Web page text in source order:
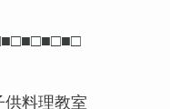
供料理教室